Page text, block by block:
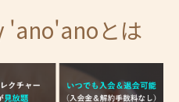
'ano'anoとは